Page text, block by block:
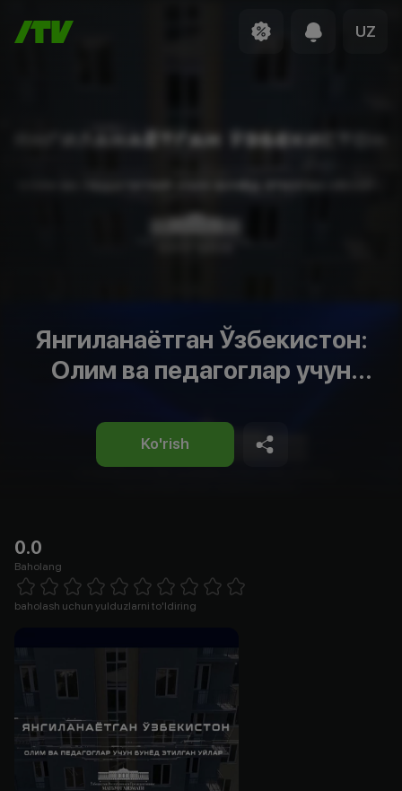
UZ
Янгиланаётган Ўзбекистон:
Олим ва педагоглар учун
Ko'rish
0.0
Baholang
1 Star 2 Stars 3 Stars 4 Stars5 Stars 6 Stars7 Stars8 Stars
baholash uchun yulduzlarni to'ldiring